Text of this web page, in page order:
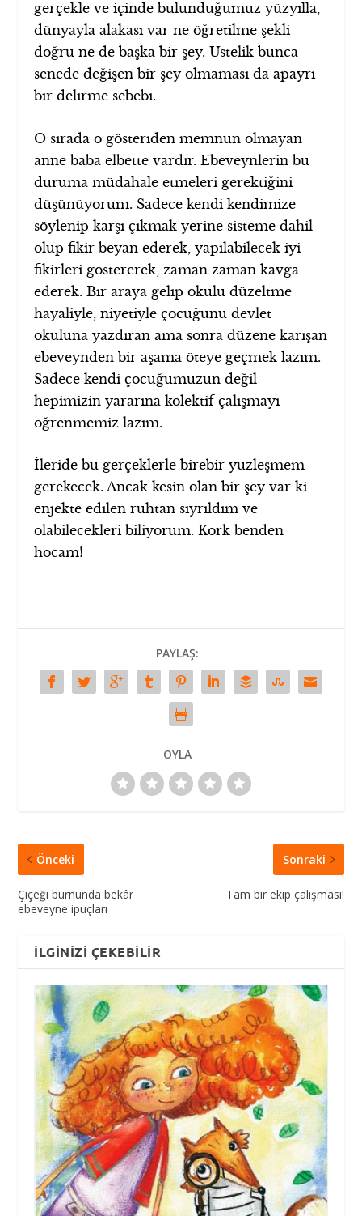
gerçekle ve içinde bulunduğumuz yüzyılla,
dünyayla alakası var ne öğretilme şekli
doğru ne de başka bir şey. Üstelik bunca
senede değişen bir şey olmaması da apayrı
bir delirme sebebi.
O sırada o gösteriden memnun olmayan
anne baba elbette vardır. Ebeveynlerin bu
duruma müdahale etmeleri gerektiğini
düşünüyorum. Sadece kendi kendimize
söylenip karşı çıkmak yerine sisteme dahil
olup fikir beyan ederek, yapılabilecek iyi
fikirleri göstererek, zaman zaman kavga
ederek. Bir araya gelip okulu düzeltme
hayaliyle, niyetiyle çocuğunu devlet
okuluna yazdıran ama sonra düzene karışan
ebeveynden bir aşama öteye geçmek lazım.
Sadece kendi çocuğumuzun değil
hepimizin yararına kolektif çalışmayı
öğrenmemiz lazım.
İleride bu gerçeklerle birebir yüzleşmem
gerekecek. Ancak kesin olan bir şey var ki
enjekte edilen ruhtan sıyrıldım ve
olabilecekleri biliyorum. Kork benden
hocam!
PAYLAŞ:
OYLA
Önceki
Çiçeği burnunda bekâr
ebeveyne ipuçları
Sonraki
Tam bir ekip çalışması!
İLGINIZI ÇEKEBILIR